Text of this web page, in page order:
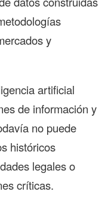
y
artificial
de información y
no puede
históricos
legales o
críticas.